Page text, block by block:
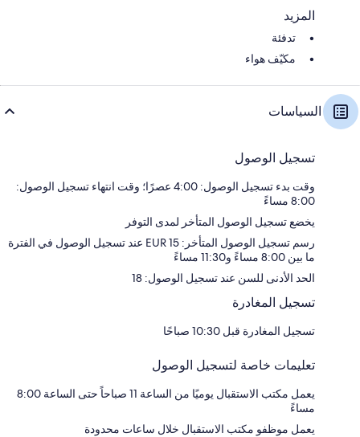
المزيد
تدفئة
مكيّف هواء
السياسات
تسجيل الوصول
وقت بدء تسجيل الوصول: 4:00 عصرًا؛ وقت انتهاء تسجيل الوصول:
8:00 مساءً
يخضع تسجيل الوصول المتأخر لمدى التوفر
رسم تسجيل الوصول المتأخر: EUR 15 عند تسجيل الوصول في الفترة
ما بين 8:00 مساءً و11:30 مساءً
الحد الأدنى للسن عند تسجيل الوصول: 18
تسجيل المغادرة
تسجيل المغادرة قبل 10:30 صباحًا
تعليمات خاصة لتسجيل الوصول
يعمل مكتب الاستقبال يوميًا من الساعة 11 صباحاً حتى الساعة 8:00
مساءً
يعمل موظفو مكتب الاستقبال خلال ساعات محدودة